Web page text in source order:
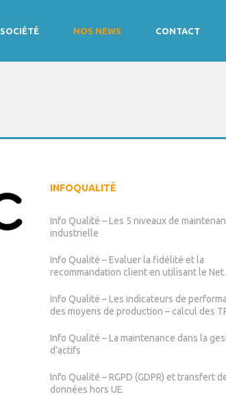
SOCIÉTÉ NOS NEWS CONTACT
INFOQUALITÉ
Info Qualité – Les 5 niveaux de
industrielle
Info Qualité – Evaluer la fidélité et la
recommandation client en utilisant le Net
Info Qualité – Les indicateurs de
des moyens de production – calcul des
Info Qualité – La maintenance dans la
d’actifs
Info Qualité – RGPD (GDPR) et transfert
données hors UE